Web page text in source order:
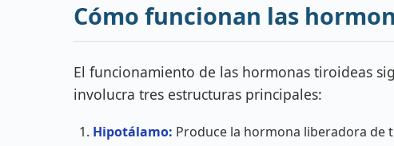
Cómo funcionan las
El funcionamiento de las hormonas tiroideas
involucra tres estructuras principales:
Hipotálamo: Produce la hormona liberadora de